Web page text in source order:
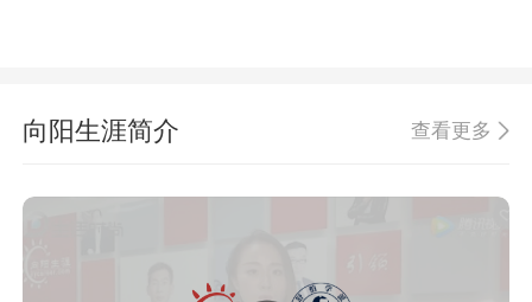
向阳生涯简介 查看更多